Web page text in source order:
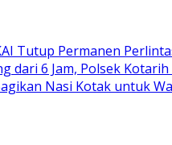
Tutup Permanen
dari 6 Jam, Polsek
Nasi Kotak untuk